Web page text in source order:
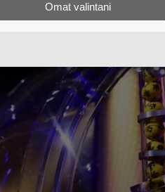
Omat valintani